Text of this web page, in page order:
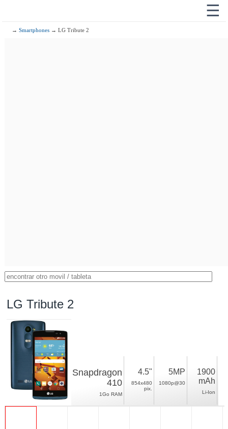
☰
→Smartphones → LG Tribute 2
LG Tribute 2
Snapdragon
410
1Go RAM
4.5"
854x480
pix.
5MP
1080p@30
1900
mAh
Li-Ion